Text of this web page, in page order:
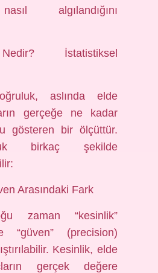
algılandığını
İstatistiksel
aslında elde
gerçeğe ne kadar
gösteren bir ölçüttür.
birkaç şekilde
Arasındaki Fark
zaman “kesinlik”
“güven” (precision)
Kesinlik, elde
gerçek değere